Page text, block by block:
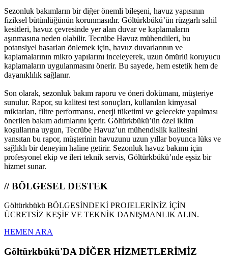
Sezonluk bakımların bir diğer önemli bileşeni, havuz yapısının
fiziksel bütünlüğünün korunmasıdır. Göltürkbükü’ün rüzgarlı sahil
kesitleri, havuz çevresinde yer alan duvar ve kaplamaların
aşınmasına neden olabilir. Tecrübe Havuz mühendileri, bu
potansiyel hasarları önlemek için, havuz duvarlarının ve
kaplamalarının mikro yapılarını inceleyerek, uzun ömürlü koruyucu
kaplamaların uygulanmasını önerir. Bu sayede, hem estetik hem de
dayanıklılık sağlanır.
Son olarak, sezonluk bakım raporu ve öneri dokümanı, müşteriye
sunulur. Rapor, su kalitesi test sonuçları, kullanılan kimyasal
miktarları, filtre performansı, enerji tüketimi ve gelecekte yapılması
önerilen bakım adımlarını içerir. Göltürkbükü’ün özel iklim
koşullarına uygun, Tecrübe Havuz’un mühendislik kalitesini
yansıtan bu rapor, müşterinin havuzunu uzun yıllar boyunca lüks ve
sağlıklı bir deneyim haline getirir. Sezonluk havuz bakımı için
profesyonel ekip ve ileri teknik servis, Göltürkbükü’nde eşsiz bir
hizmet sunar.
// BÖLGESEL DESTEK
Göltürkbükü BÖLGESİNDEKİ PROJELERİNİZ İÇİN
ÜCRETSİZ KEŞİF VE TEKNİK DANIŞMANLIK ALIN.
HEMEN ARA
Göltürkbükü'DA DİĞER HİZMETLERİMİZ